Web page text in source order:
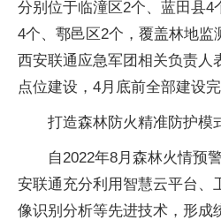
分别位于临潼区2个、蓝田县4
4个、鄠邑区2个，覆盖林地监
西安联通应急军团相关负责人
点位建设，4月底前全部建设
打造森林防火精准防护模
自2022年8月森林火情预
安联通充分利用智慧云平台、
像识别分析等先进技术，形成